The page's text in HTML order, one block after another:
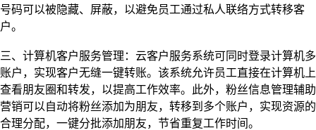
号码可以被隐藏、屏蔽，以避免员工通过私人联络方式转移客
户。
三、计算机客户服务管理：云客户服务系统可同时登录计算机多
账户，实现客户无缝一键转账。该系统允许员工直接在计算机上
查看朋友圈和转发，以提高工作效率。此外，粉丝信息管理辅助
营销可以自动将粉丝添加为朋友，转移到多个账户，实现资源的
合理分配，一键分批添加朋友，节省重复工作时间。